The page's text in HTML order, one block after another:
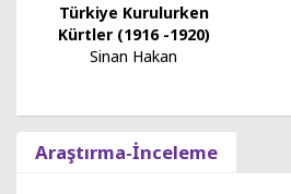
Türkiye Kurulurken
Kürtler (1916 -1920)
Sinan Hakan
Araştırma-İnceleme